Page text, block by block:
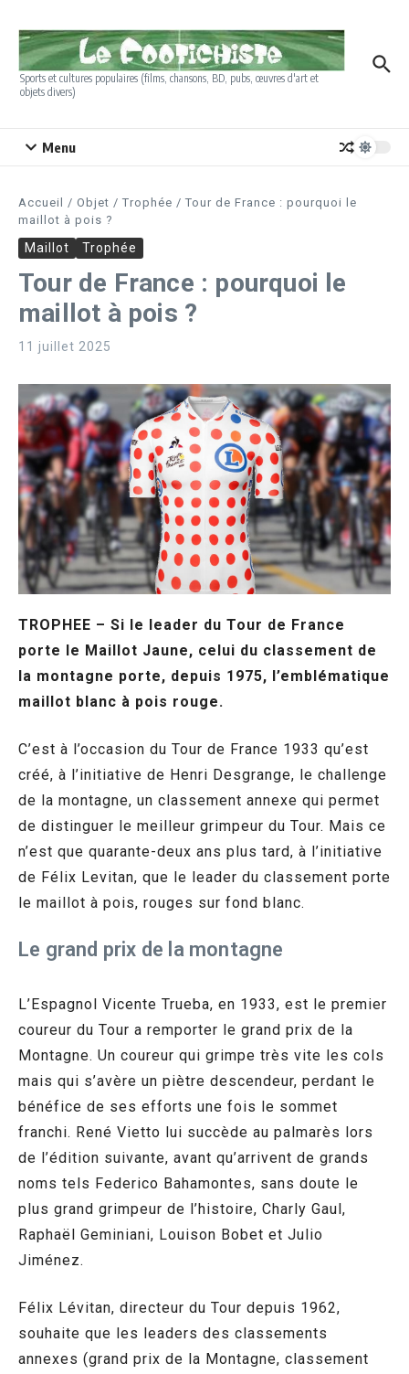
Sports et cultures populaires (films, chansons, BD, pubs, œuvres d'art et
objets divers)
Menu
Accueil / Objet / Trophée / Tour de France : pourquoi le
maillot à pois ?
Maillot Trophée
Tour de France : pourquoi le
maillot à pois ?
11 juillet 2025
TROPHEE – Si le leader du Tour de France
porte le Maillot Jaune, celui du classement de
la montagne porte, depuis 1975, l’emblématique
maillot blanc à pois rouge.
C’est à l’occasion du Tour de France 1933 qu’est
créé, à l’initiative de Henri Desgrange, le challenge
de la montagne, un classement annexe qui permet
de distinguer le meilleur grimpeur du Tour. Mais ce
n’est que quarante-deux ans plus tard, à l’initiative
de Félix Levitan, que le leader du classement porte
le maillot à pois, rouges sur fond blanc.
Le grand prix de la montagne
L’Espagnol Vicente Trueba, en 1933, est le premier
coureur du Tour a remporter le grand prix de la
Montagne. Un coureur qui grimpe très vite les cols
mais qui s’avère un piètre descendeur, perdant le
bénéfice de ses efforts une fois le sommet
franchi. René Vietto lui succède au palmarès lors
de l’édition suivante, avant qu’arrivent de grands
noms tels Federico Bahamontes, sans doute le
plus grand grimpeur de l’histoire, Charly Gaul,
Raphaël Geminiani, Louison Bobet et Julio
Jiménez.
Félix Lévitan, directeur du Tour depuis 1962,
souhaite que les leaders des classements
annexes (grand prix de la Montagne, classement